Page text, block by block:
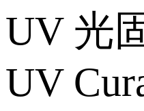
UV 光
UV